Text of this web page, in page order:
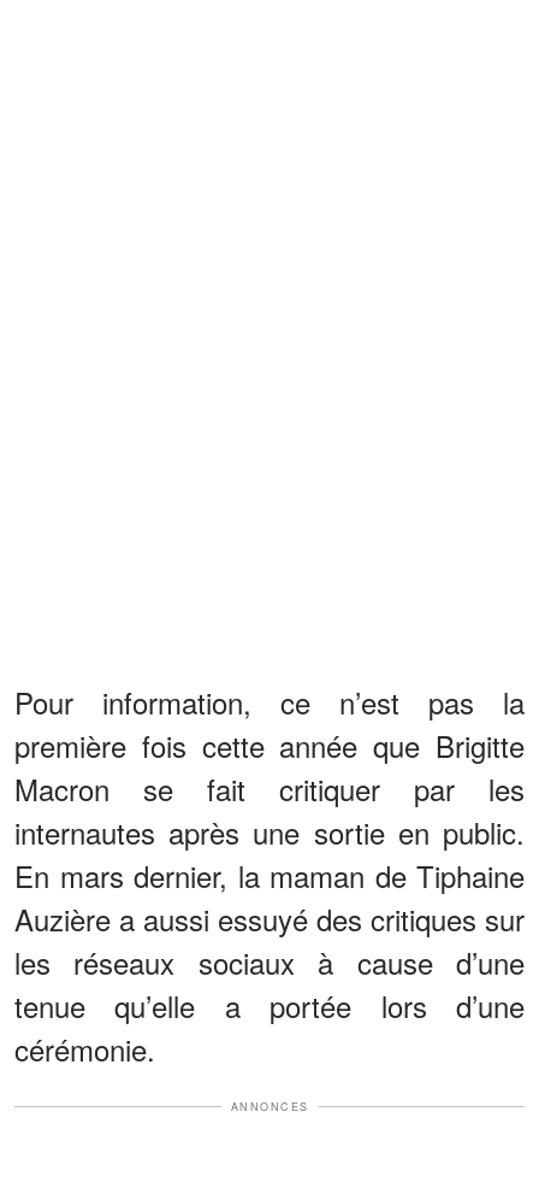
Pour information, ce n’est pas la
première fois cette année que Brigitte
Macron se fait critiquer par les
internautes après une sortie en public.
En mars dernier, la maman de Tiphaine
Auzière a aussi essuyé des critiques sur
les réseaux sociaux à cause d’une
tenue qu’elle a portée lors d’une
cérémonie.
ANNONCES